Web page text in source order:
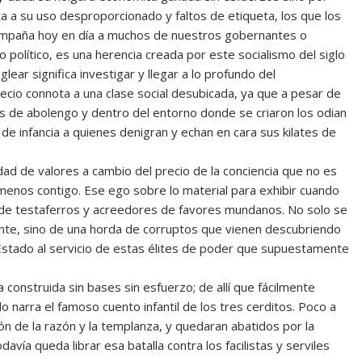
a su uso desproporcionado y faltos de etiqueta, los que los
hoy en día a muchos de nuestros gobernantes o
es una herencia creada por este socialismo del siglo
significa investigar y llegar a lo profundo del
connota a una clase social desubicada, ya que a pesar de
de abolengo y dentro del entorno donde se criaron los odian
infancia a quienes denigran y echan en cara sus kilates de
de valores a cambio del precio de la conciencia que no es
contigo. Ese ego sobre lo material para exhibir cuando
testaferros y acreedores de favores mundanos. No solo se
sino de una horda de corruptos que vienen descubriendo
al servicio de estas élites de poder que supuestamente
sin bases sin esfuerzo; de allí que fácilmente
narra el famoso cuento infantil de los tres cerditos. Poco a
de la razón y la templanza, y quedaran abatidos por la
queda librar esa batalla contra los facilistas y serviles